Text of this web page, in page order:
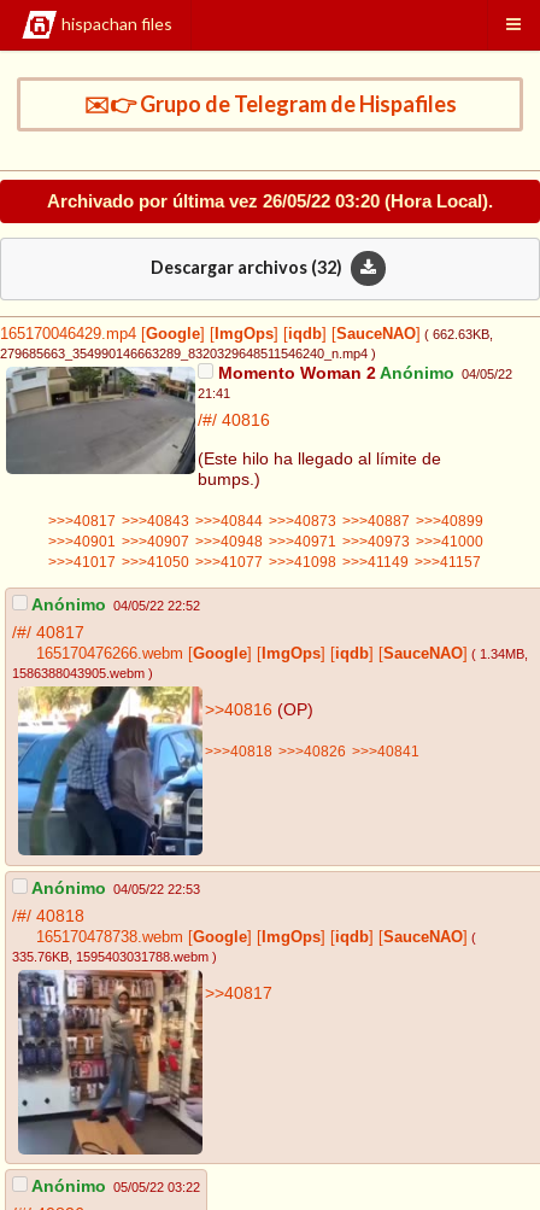
hispachan files
✉️👉 Grupo de Telegram de Hispafiles
Archivado por última vez 26/05/22 03:20 (Hora Local).
Descargar archivos (32)
165170046429.mp4 Google ImgOps iqdb SauceNAO ( 662.63KB
279685663_354990146663289_8320329648511546240_n.mp4 )
Momento Woman 2Anónimo 04/05/22
21:41
/#/ 40816
(Este hilo ha llegado al límite de
bumps.)
>>>40817 >>>40843 >>>40844 >>>40873 >>>40887 >>>40899
>>>40901
>>>40907 >>>40948 >>>40971 >>>40973 >>>41000
>>>41017 >>>41050 >>>41077 >>>41098 >>>41149 >>>41157
Anónimo 04/05/22 22:52
/#/ 40817
165170476266.webm Google ImgOps iqdb SauceNAO ( 1.34MB
1586388043905.webm )
>>40816 (OP)
>>>40818 >>>40826 >>>40841
Anónimo 04/05/22 22:53
/#/ 40818
165170478738.webm Google ImgOps iqdb SauceNAO (
335.76KB , 1595403031788.webm )
>>40817
Anónimo 05/05/22 03:22